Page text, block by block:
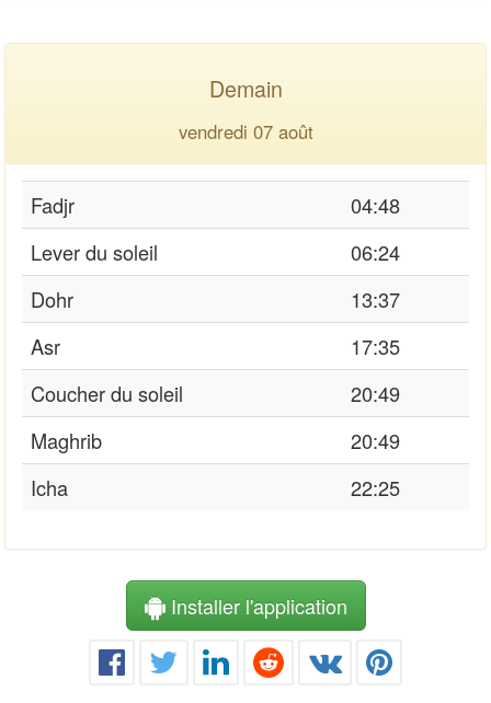
Demain
vendredi 07 août
Fadjr
04:48
Lever du soleil
06:24
Dohr
13:37
Asr
17:35
Coucher du soleil
20:49
Maghrib
20:49
Icha
22:25
Installer l'application